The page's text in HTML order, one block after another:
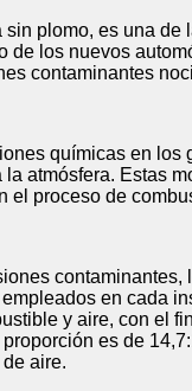
plomo, es una
de los nuevos
contaminantes
químicas en los
atmósfera. Estas
el proceso de
contaminantes,
en cada
y aire, con el
es de
aire.